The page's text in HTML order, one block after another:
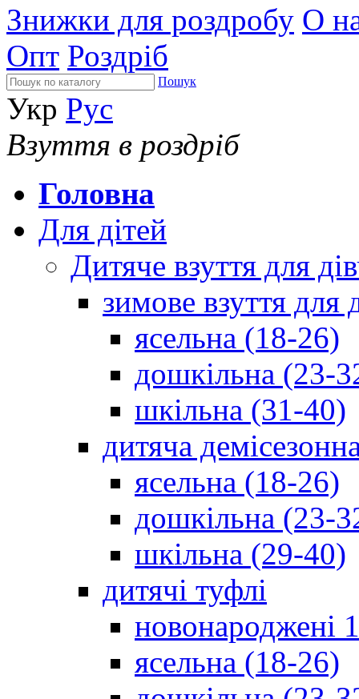
Знижки для роздробу О
Опт Роздріб
Пошук
Укр Рус
Взуття в роздріб
Головна
Для дітей
Дитяче взуття для
зимове взуття для
ясельна (18-26)
дошкільна (23-
шкільна (31-40)
дитяча
ясельна (18-26)
дошкільна (23-
шкільна (29-40)
дитячі туфлі
новонароджені
ясельна (18-26)